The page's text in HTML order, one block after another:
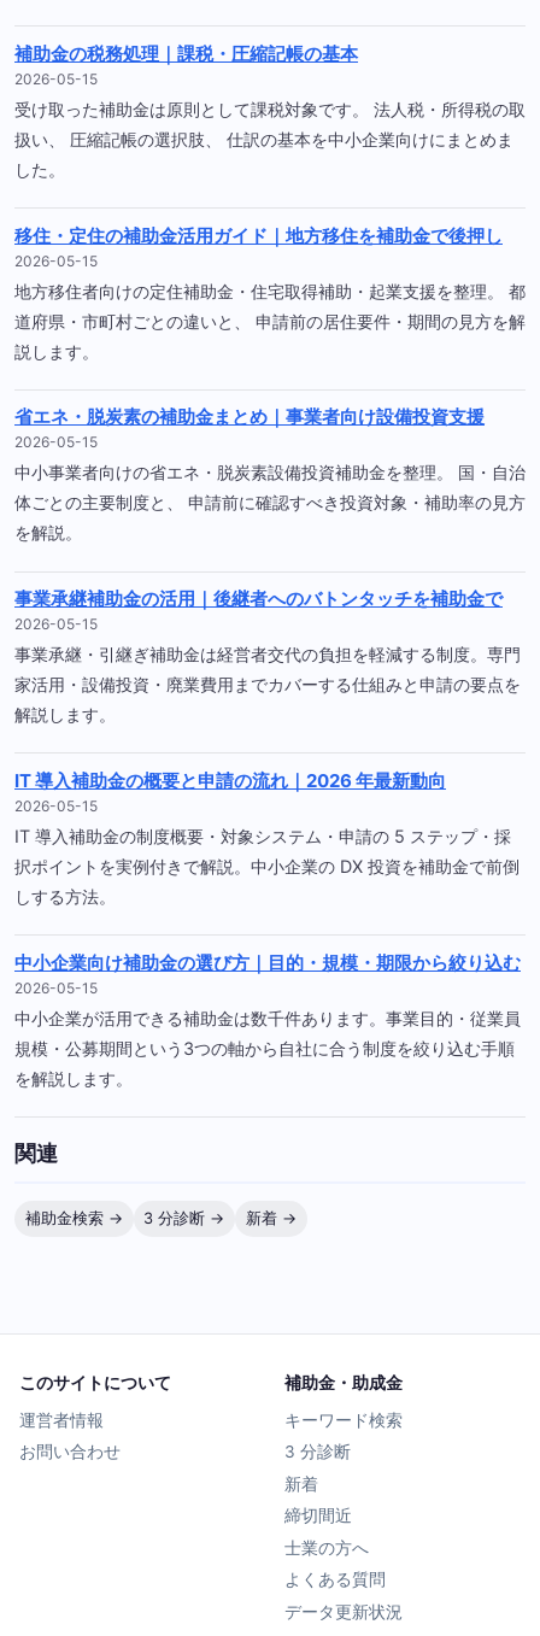
補助金の税務処理｜課税・圧縮記帳の基本
2026-05-15
受け取った補助金は原則として課税対象です。 法人税・所得税の取
扱い、 圧縮記帳の選択肢、 仕訳の基本を中小企業向けにまとめま
した。
移住・定住の補助金活用ガイド｜地方移住を補助金で後押し
2026-05-15
地方移住者向けの定住補助金・住宅取得補助・起業支援を整理。 都
道府県・市町村ごとの違いと、 申請前の居住要件・期間の見方を解
説します。
省エネ・脱炭素の補助金まとめ｜事業者向け設備投資支援
2026-05-15
中小事業者向けの省エネ・脱炭素設備投資補助金を整理。 国・自治
体ごとの主要制度と、 申請前に確認すべき投資対象・補助率の見方
を解説。
事業承継補助金の活用｜後継者へのバトンタッチを補助金で
2026-05-15
事業承継・引継ぎ補助金は経営者交代の負担を軽減する制度。専門
家活用・設備投資・廃業費用までカバーする仕組みと申請の要点を
解説します。
IT 導入補助金の概要と申請の流れ｜2026 年最新動向
2026-05-15
IT 導入補助金の制度概要・対象システム・申請の 5 ステップ・採
択ポイントを実例付きで解説。中小企業の DX 投資を補助金で前倒
しする方法。
中小企業向け補助金の選び方｜目的・規模・期限から絞り込む
2026-05-15
中小企業が活用できる補助金は数千件あります。事業目的・従業員
規模・公募期間という3つの軸から自社に合う制度を絞り込む手順
を解説します。
関連
補助金検索 → 3 分診断 → 新着 →
このサイトについて
運営者情報
お問い合わせ
補助金・助成金
キーワード検索
3 分診断
新着
締切間近
士業の方へ
よくある質問
データ更新状況